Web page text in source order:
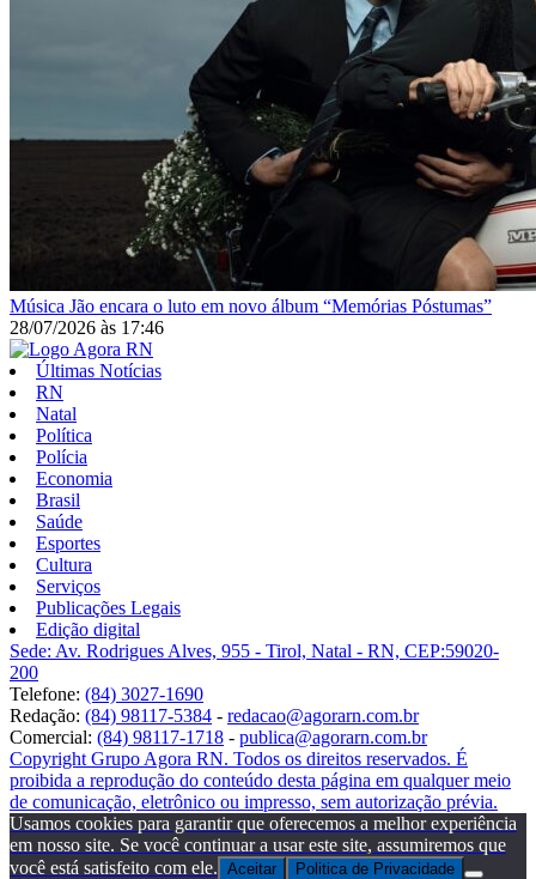
Música Jão encara o luto em novo álbum “Memórias Póstumas”
28/07/2026 às 17:46
Últimas Notícias
RN
Natal
Política
Polícia
Economia
Brasil
Saúde
Esportes
Cultura
Serviços
Publicações Legais
Edição digital
Sede: Av. Rodrigues Alves, 955 - Tirol, Natal - RN, CEP:59020-
200
Telefone: (84) 3027-1690
Redação: (84) 98117-5384 - redacao@agorarn.com.br
Comercial: (84) 98117-1718 - publica@agorarn.com.br
Copyright Grupo Agora RN. Todos os direitos reservados. É
proibida a reprodução do conteúdo desta página em qualquer meio
de comunicação, eletrônico ou impresso, sem autorização prévia.
Usamos cookies para garantir que oferecemos a melhor experiência
em nosso site. Se você continuar a usar este site, assumiremos que
você está satisfeito com ele. Aceitar Politica de Privacidade